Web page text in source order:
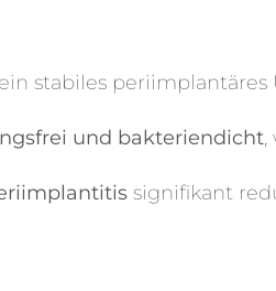
stabiles
und bakteriendicht,
signifikant